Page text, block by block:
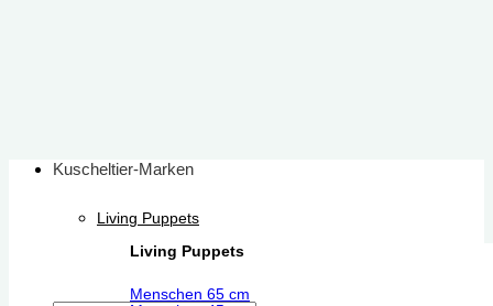
Kuscheltier-Marken
Living Puppets
Living Puppets
Menschen 65 cm